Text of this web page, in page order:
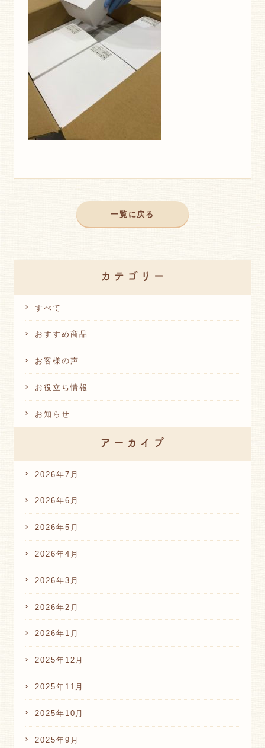
一覧に戻る
すべて
おすすめ商品
お客様の声
お役立ち情報
お知らせ
2026年7月
2026年6月
2026年5月
2026年4月
2026年3月
2026年2月
2026年1月
2025年12月
2025年11月
2025年10月
2025年9月